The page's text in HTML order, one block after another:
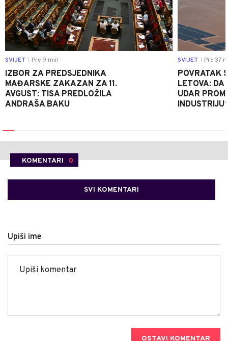
SVIJET Pre 9 min
IZBOR ZA PREDSJEDNIKA
MAĐARSKE ZAKAZAN ZA 11.
AVGUST: TISA PREDLOŽILA
ANDRAŠA BAKU
SVIJET Pre 37
POVRATAK
LETOVA: DA
UDAR
KOMENTARI 0
SVI KOMENTARI
Upiši ime
OSTAVI KOMENTAR